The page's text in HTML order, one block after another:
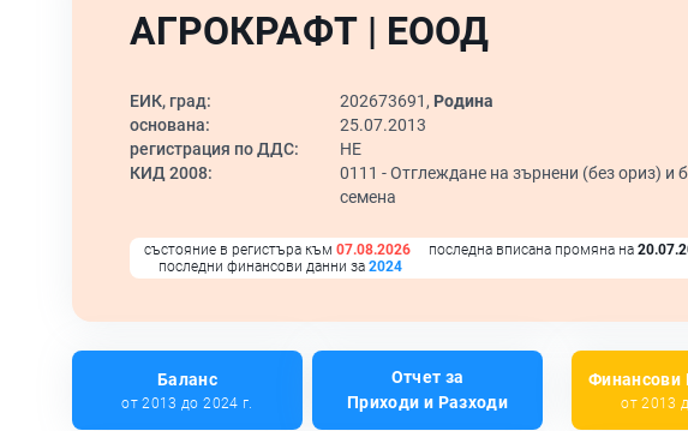
АГРОКРАФТ | ЕООД
ЕИК, град: 202673691, Родина
основана:
25.07.2013
регистрация по ДДС:
НЕ
КИД 2008:
0111 -Отглеждане на зърнени (без ориз) и
семена
състояние в регистъра към 07.08.2026 последна вписана промяна на
последни финансови данни за 2024
Баланс
от 2013 до 2024 г.
Отчет за
Приходи и Разходи
Финансови
от 2013